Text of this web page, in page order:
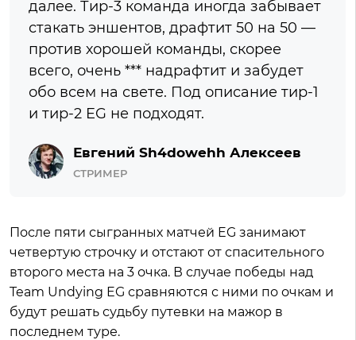
далее. Тир-3 команда иногда забывает
стакать эншентов, драфтит 50 на 50 —
против хорошей команды, скорее
всего, очень *** надрафтит и забудет
обо всем на свете. Под описание тир-1
и тир-2 EG не подходят.
Евгений Sh4dowehh Алексеев
СТРИМЕР
После пяти сыгранных матчей EG занимают
четвертую строчку и отстают от спасительного
второго места на 3 очка. В случае победы над
Team Undying EG сравняются с ними по очкам и
будут решать судьбу путевки на мажор в
последнем туре.